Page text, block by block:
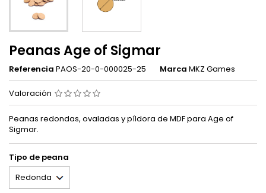
Peanas Age of Sigmar
Referencia PAOS-20-0-000025-25 Marca MKZ Games
Valoración
Peanas redondas, ovaladas y píldora de MDF para Age of
Sigmar.
Tipo de peana